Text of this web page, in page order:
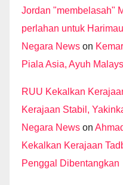
Jordan "membelasah"
perlahan untuk
Negara News on
Piala Asia, Ayuh
RUU Kekalkan
Kerajaan Stabil,
Negara News on
Kekalkan Kerajaan
Penggal Dibentangkan